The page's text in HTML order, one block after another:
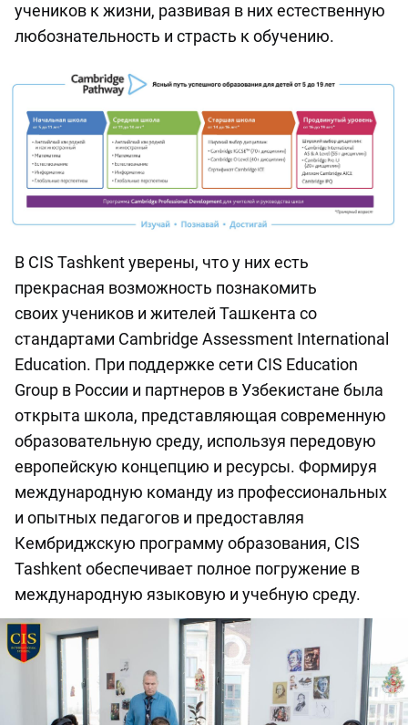
учеников к жизни, развивая в них естественную
любознательность и страсть к обучению.
В CIS Tashkent уверены, что у них есть
прекрасная возможность познакомить
своих учеников и жителей Ташкента со
стандартами Cambridge Assessment International
Education. При поддержке сети CIS Education
Group в России и партнеров в Узбекистане была
открыта школа, представляющая современную
образовательную среду, используя передовую
европейскую концепцию и ресурсы. Формируя
международную команду из профессиональных
и опытных педагогов и предоставляя
Кембриджскую программу образования, CIS
Tashkent обеспечивает полное погружение в
международную языковую и учебную среду.